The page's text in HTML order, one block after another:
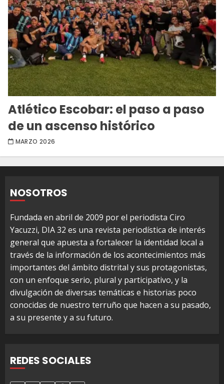
Atlético Escobar: el paso a paso
de un ascenso histórico
MARZO 2026
NOSOTROS
Fundada en abril de 2009 por el periodista Ciro
Yacuzzi, DIA 32 es una revista periodística de interés
general que apuesta a fortalecer la identidad local a
través de la información de los acontecimientos más
importantes del ámbito distrital y sus protagonistas,
con un enfoque serio, plural y participativo, y la
divulgación de diversas temáticas e historias poco
conocidas de nuestro terruño que hacen a su pasado,
a su presente y a su futuro.
REDES SOCIALES